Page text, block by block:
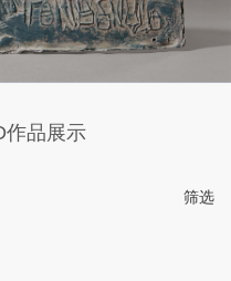
作品展示
筛选